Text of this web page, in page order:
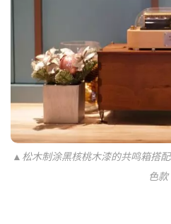
▲松木制涂黑核桃木漆的共鸣箱搭
色款